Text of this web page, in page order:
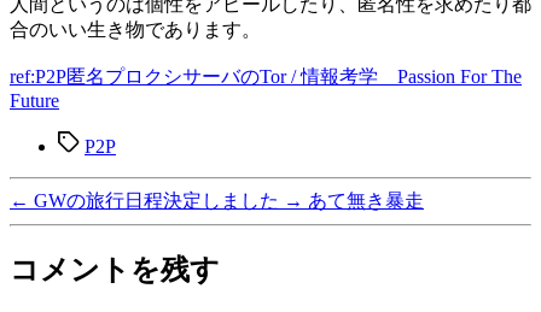
合のいい生き物であります。
ref:P2P匿名プロクシサーバのTor / 情報考学 Passion For The
Future
タ P2P
← GWの旅行日程決定しました → あて無き暴走
コメントを残す